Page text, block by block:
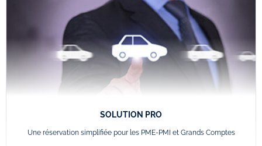
SOLUTION PRO
Une réservation simplifiée pour les PME-PMI et Grands Comptes